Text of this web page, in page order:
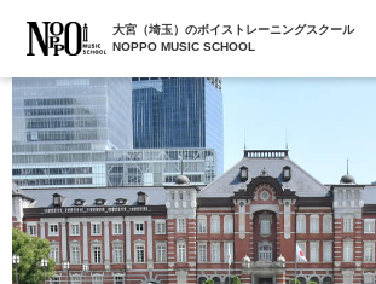
大宮（埼玉）のボイストレーニングスクール
NOPPO MUSIC SCHOOL